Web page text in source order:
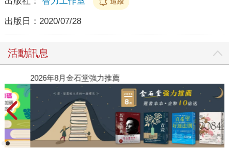
出版日： 2020/07/28
活動訊息
2026年8月金石堂強力推薦